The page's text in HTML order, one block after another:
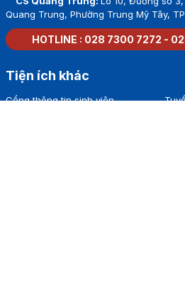
Quang Trung, Phường Trung Mỹ Tây,
HOTLINE : 028 7300 7272 -
Tiện ích khác
Cổng thông tin sinh viên